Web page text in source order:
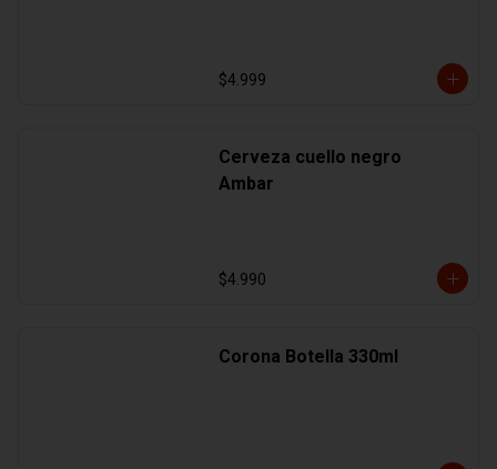
$4.999
Cerveza cuello negro
Ambar
$4.990
Corona Botella 330ml